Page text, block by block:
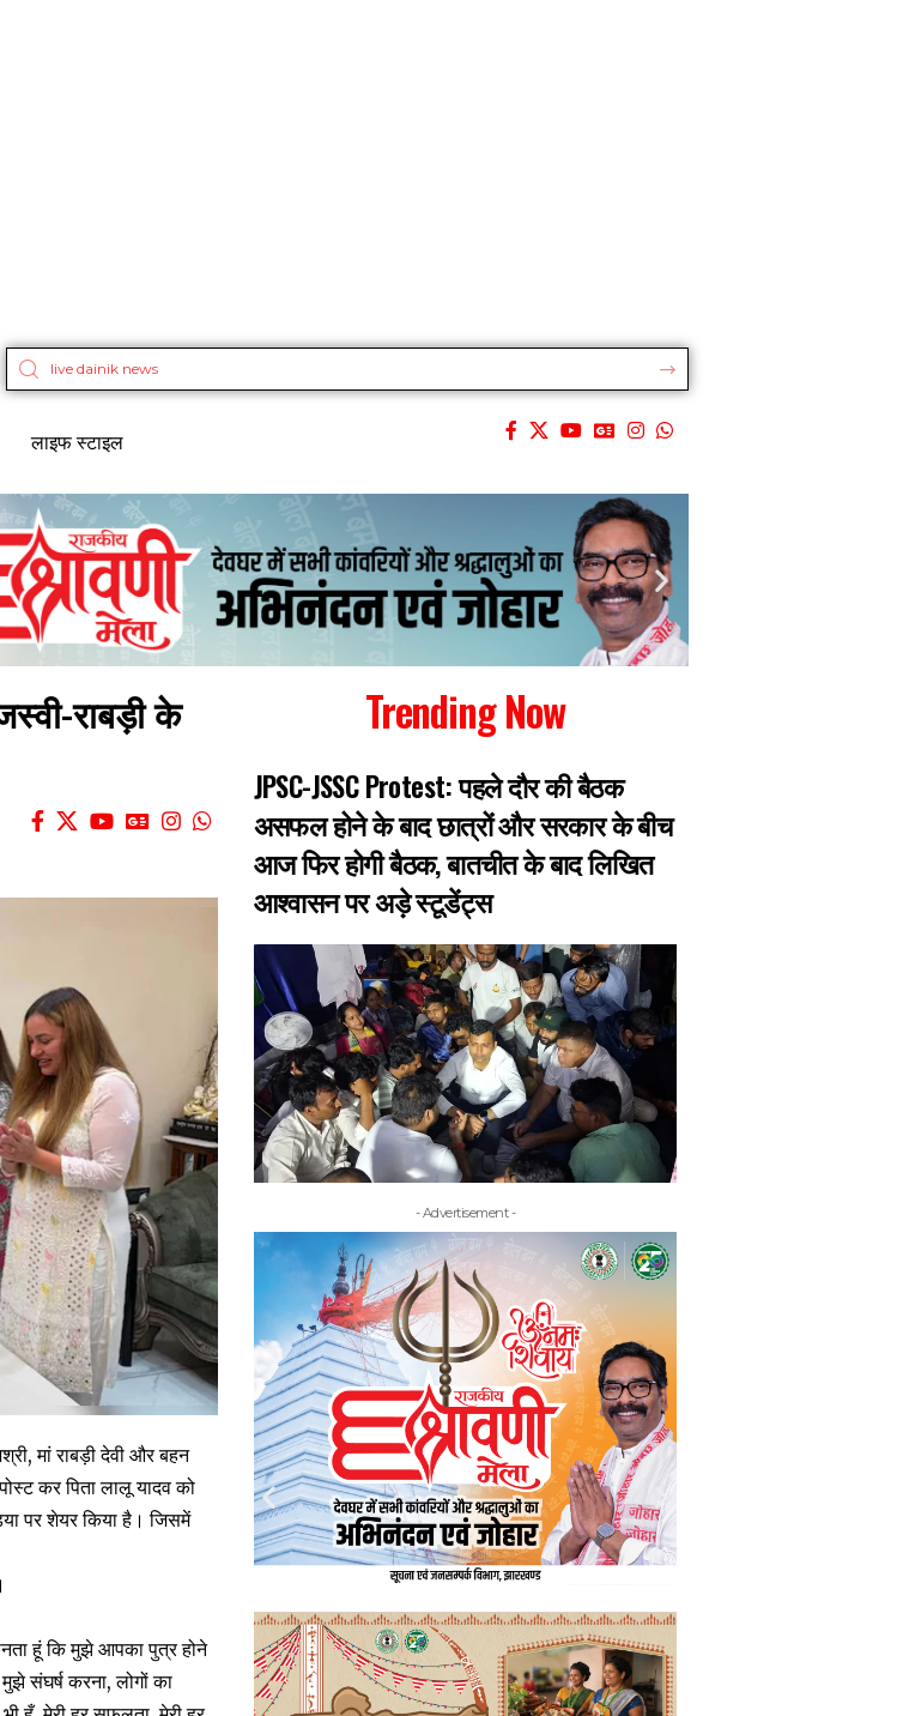
लाइफ स्टाइल
राबड़ी के
मां राबड़ी देवी और बहन
कर पिता लालू यादव को
पर शेयर क‍िया है। ज‍िसमें
हूं कि मुझे आपका पुत्र होने
संघर्ष करना, लोगों का
Trending Now
JPSC-JSSC Protest: पहले दौर की बैठक
असफल होने के बाद छात्रों और सरकार के बीच
आज फिर होगी बैठक, बातचीत के बाद लिखित
आश्वासन पर अड़े स्टूडेंट्स
- Advertisement -